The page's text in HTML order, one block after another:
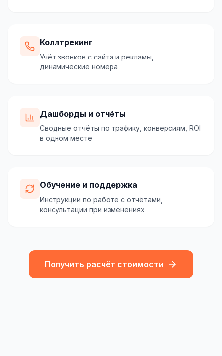
Коллтрекинг
Учёт звонков с сайта и рекламы,
динамические номера
Дашборды и отчёты
Сводные отчёты по трафику, конверсиям, ROI
в одном месте
Обучение и поддержка
Инструкции по работе с отчётами,
консультации при изменениях
Получить расчёт стоимости